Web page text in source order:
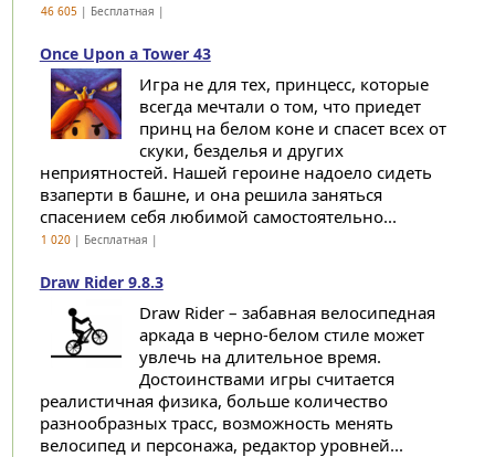
46 605| Бесплатная |
Once Upon a Tower 43
Игра не для тех, принцесс, которые
всегда мечтали о том, что приедет
принц на белом коне и спасет всех от
скуки, безделья и других
неприятностей. Нашей героине надоело сидеть
взаперти в башне, и она решила заняться
спасением себя любимой самостоятельно...
1 020| Бесплатная |
Draw Rider 9.8.3
Draw Rider – забавная велосипедная
аркада в черно-белом стиле может
увлечь на длительное время.
Достоинствами игры считается
реалистичная физика, больше количество
разнообразных трасс, возможность менять
велосипед и персонажа, редактор уровней...